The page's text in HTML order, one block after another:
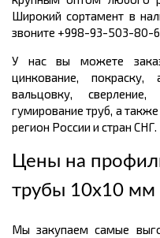
Широкий сортамент в
звоните +998-93-503-80-
У нас вы можете
цинкование, покраску,
вальцовку, сверление,
гумирование труб, а
регион России и стран СНГ.
Цены на
трубы 10х10 мм
Мы закупаем самые